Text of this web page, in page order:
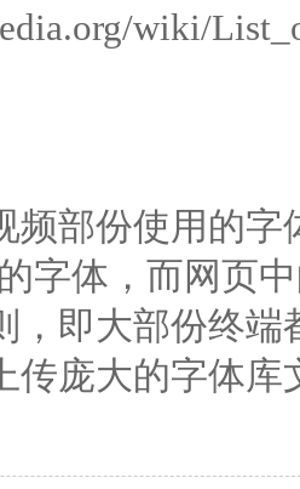
wiki/
频部份使用的
字体，而网页
，即大部份终
传庞大的字体